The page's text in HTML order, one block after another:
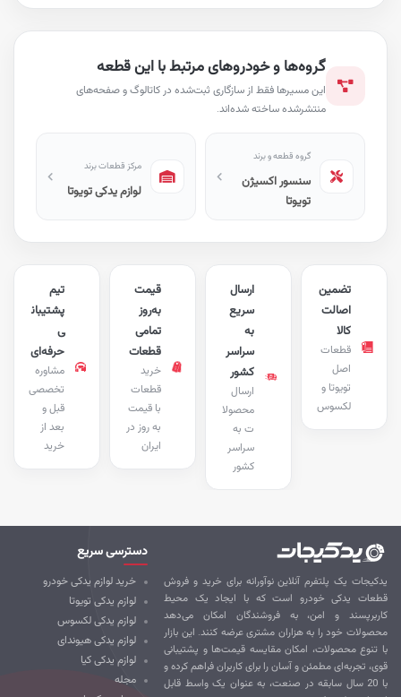
گروه‌ها و خودروهای مرتبط با این قطعه
این مسیرها فقط از سازگاری ثبت‌شده در کاتالوگ و صفحه‌های
منتشرشده ساخته شده‌اند.
گروه قطعه و برند
سنسور اکسیژن
تویوتا
مرکز قطعات برند
لوازم یدکی تویوتا
پشتیبان
حرفه‌ای
مشاوره
تخصصی
قبل و
بعد از
خرید
قیمت
به‌روز
تمامی
قطعات
خرید
قطعات
با قیمت
به روز در
ایران
ارسال
سریع
سراسر
کشور
ارسال
محصولا
ت به
سراسر
کشور
تضمین
اصالت
قطعات
تویوتا و
لکسوس
یک پلتفرم آنلاین نوآورانه برای خرید و فروش
یدکی خودرو است که با ایجاد یک محیط
و امن، به فروشندگان امکان می‌دهد
خود را به هزاران مشتری عرضه کنند. این بازار
تنوع محصولات، امکان مقایسه قیمت‌ها و پشتیبانی
تجربه‌ای مطمئن و آسان را برای کاربران فراهم کرده و
با 20 سال سابقه در صنعت، به عنوان یک واسط قابل
دسترسی سریع
خرید لوازم یدکی خودرو
لوازم یدکی تویوتا
لوازم یدکی لکسوس
لوازم یدکی هیوندای
لوازم یدکی کیا
مجله